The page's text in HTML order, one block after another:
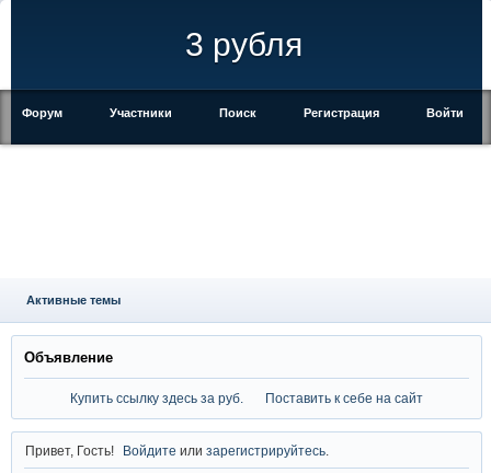
3 рубля
Форум Участники Поиск Регистрация Войти
Активные темы
Объявление
Купить ссылку здесь заруб. Поставить к себе на сайт
Привет, Гость! Войдите илизарегистрируйтесь